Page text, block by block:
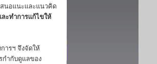
นอแนะและแนวคิด
ะทำการแก้ไขให้
ารฯ จึงจัดให้
กำกับดูแลของ